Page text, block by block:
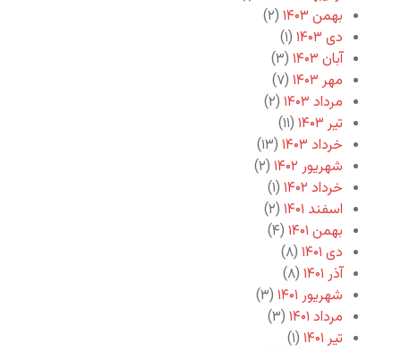
بهمن ۱۴۰۳
(۲)
دی ۱۴۰۳
(۱)
آبان ۱۴۰۳
(۳)
مهر ۱۴۰۳
(۷)
مرداد ۱۴۰۳
(۲)
تیر ۱۴۰۳
(۱۱)
خرداد ۱۴۰۳
(۱۳)
شهریور ۱۴۰۲
(۲)
خرداد ۱۴۰۲
(۱)
اسفند ۱۴۰۱
(۲)
بهمن ۱۴۰۱
(۴)
دی ۱۴۰۱
(۸)
آذر ۱۴۰۱
(۸)
شهریور ۱۴۰۱
(۳)
مرداد ۱۴۰۱
(۳)
تیر ۱۴۰۱
(۱)